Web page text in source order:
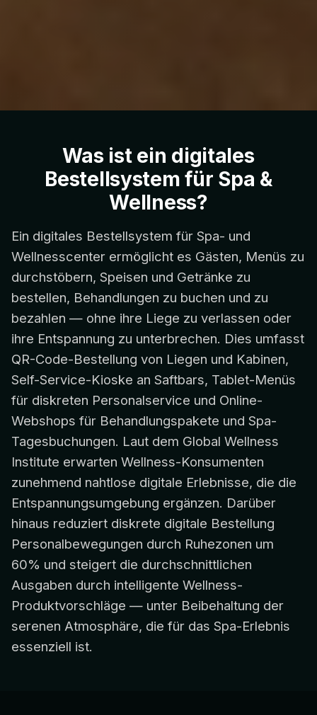
Was ist ein digitales
Bestellsystem für Spa &
Wellness?
Ein digitales Bestellsystem für Spa- und
Wellnesscenter ermöglicht es Gästen, Menüs zu
durchstöbern, Speisen und Getränke zu
bestellen, Behandlungen zu buchen und zu
bezahlen — ohne ihre Liege zu verlassen oder
ihre Entspannung zu unterbrechen. Dies umfasst
QR-Code-Bestellung von Liegen und Kabinen,
Self-Service-Kioske an Saftbars, Tablet-Menüs
für diskreten Personalservice und Online-
Webshops für Behandlungspakete und Spa-
Tagesbuchungen. Laut dem Global Wellness
Institute erwarten Wellness-Konsumenten
zunehmend nahtlose digitale Erlebnisse, die die
Entspannungsumgebung ergänzen. Darüber
hinaus reduziert diskrete digitale Bestellung
Personalbewegungen durch Ruhezonen um
60% und steigert die durchschnittlichen
Ausgaben durch intelligente Wellness-
Produktvorschläge — unter Beibehaltung der
serenen Atmosphäre, die für das Spa-Erlebnis
essenziell ist.